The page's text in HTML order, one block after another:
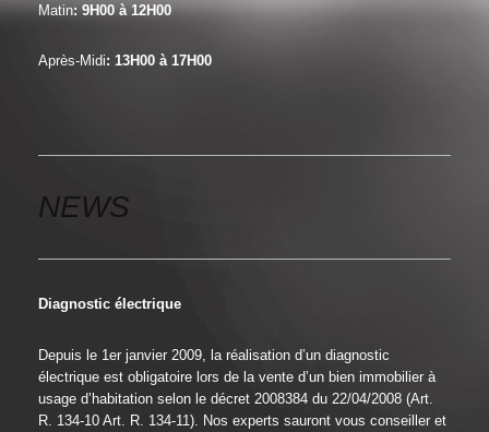
Matin: 9H00 à 12H00
Après-Midi: 13H00 à 17H00
NEWS
Diagnostic électrique
Depuis le 1er janvier 2009, la réalisation d’un diagnostic
électrique est obligatoire lors de la vente d’un bien immobilier à
usage d’habitation selon le décret 2008384 du 22/04/2008 (Art.
R. 134-10 Art. R. 134-11). Nos experts sauront vous conseiller et